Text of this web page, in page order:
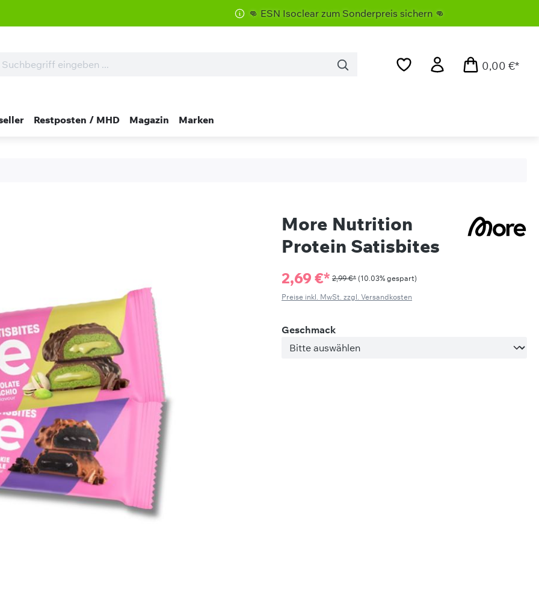
👊 ESN Isoclear zum Sonderpreis sichern 👊
0,00 €*
Restposten / MHD Magazin Marken
More Nutrition
Protein Satisbites
2,69 €* 2,99 €* (10.03% gespart)
Preise inkl. MwSt. zzgl. Versandkosten
Geschmackauswählen